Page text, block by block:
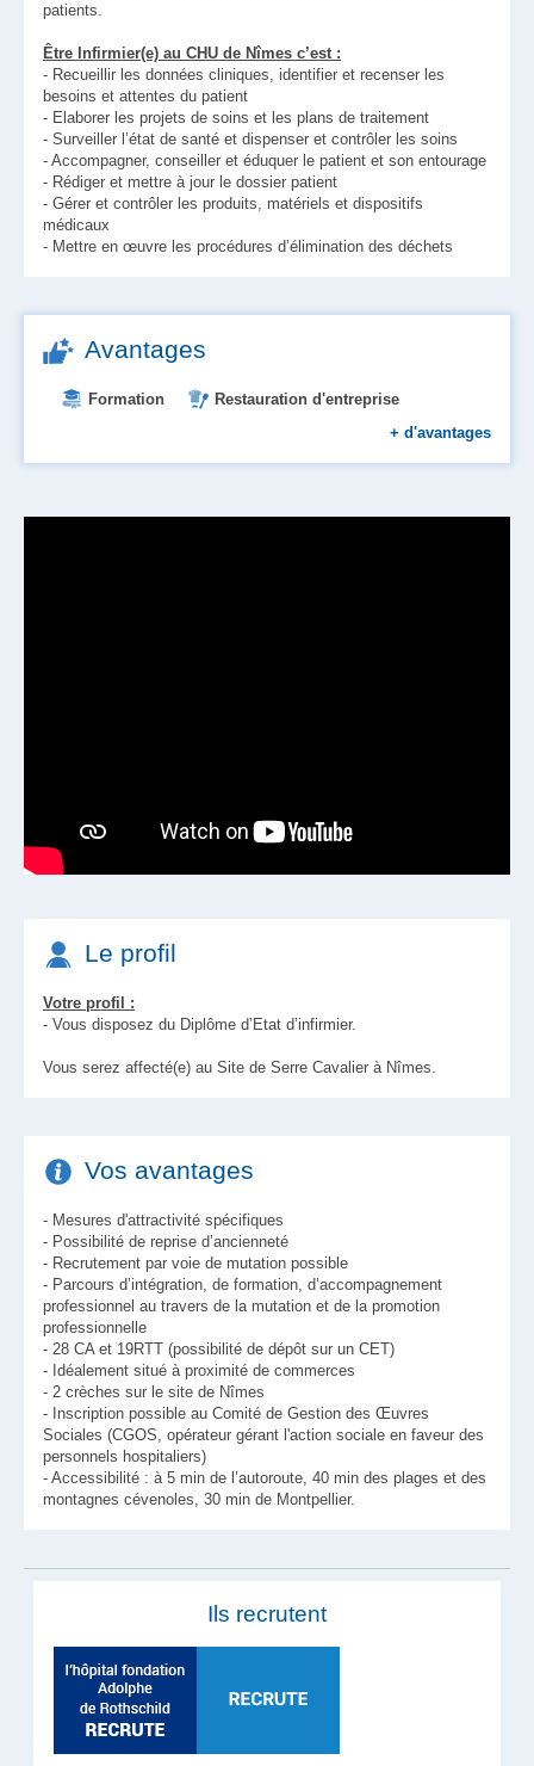
patients.
Être Infirmier(e) au CHU de Nîmes c’est :
- Recueillir les données cliniques, identifier et recenser les
besoins et attentes du patient
- Elaborer les projets de soins et les plans de traitement
- Surveiller l’état de santé et dispenser et contrôler les soins
- Accompagner, conseiller et éduquer le patient et son entourage
- Rédiger et mettre à jour le dossier patient
- Gérer et contrôler les produits, matériels et dispositifs
médicaux
- Mettre en œuvre les procédures d’élimination des déchets
Avantages
Formation
Restauration d'entreprise
+ d'avantages
Le profil
Votre profil :
- Vous disposez du Diplôme d’Etat d’infirmier.
Vous serez affecté(e) au Site de Serre Cavalier à Nîmes.
Vos avantages
- Mesures d'attractivité spécifiques
- Possibilité de reprise d’ancienneté
- Recrutement par voie de mutation possible
- Parcours d’intégration, de formation, d’accompagnement
professionnel au travers de la mutation et de la promotion
professionnelle
- 28 CA et 19RTT (possibilité de dépôt sur un CET)
- Idéalement situé à proximité de commerces
- 2 crèches sur le site de Nîmes
- Inscription possible au Comité de Gestion des Œuvres
Sociales (CGOS, opérateur gérant l'action sociale en faveur des
personnels hospitaliers)
- Accessibilité : à 5 min de l’autoroute, 40 min des plages et des
montagnes cévenoles, 30 min de Montpellier.
Ils recrutent